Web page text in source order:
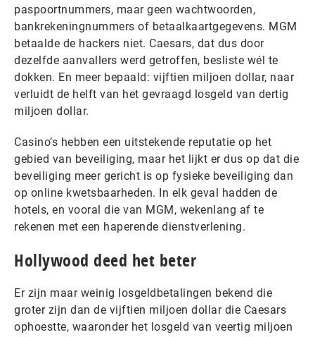
paspoortnummers, maar geen wachtwoorden,
bankrekeningnummers of betaalkaartgegevens. MGM
betaalde de hackers niet. Caesars, dat dus door
dezelfde aanvallers werd getroffen, besliste wél te
dokken. En meer bepaald: vijftien miljoen dollar, naar
verluidt de helft van het gevraagd losgeld van dertig
miljoen dollar.
Casino’s hebben een uitstekende reputatie op het
gebied van beveiliging, maar het lijkt er dus op dat die
beveiliging meer gericht is op fysieke beveiliging dan
op online kwetsbaarheden. In elk geval hadden de
hotels, en vooral die van MGM, wekenlang af te
rekenen met een haperende dienstverlening.
Hollywood deed het beter
Er zijn maar weinig losgeldbetalingen bekend die
groter zijn dan de vijftien miljoen dollar die Caesars
ophoestte, waaronder het losgeld van veertig miljoen